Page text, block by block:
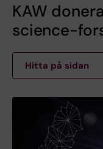
KAW
science-
Hitta på sidan